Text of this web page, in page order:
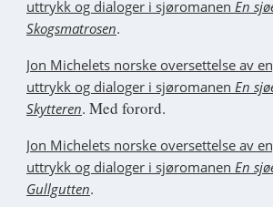
uttrykk og dialoger i sjøromanen En
Skogsmatrosen.
Jon Michelets norske oversettelse av
uttrykk og dialoger i sjøromanen En
Skytteren. Med forord.
Jon Michelets norske oversettelse av
uttrykk og dialoger i sjøromanen En
Gullgutten.